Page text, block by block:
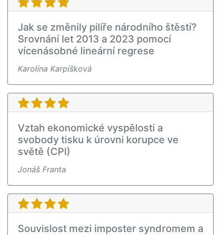
Jak se změnily pilíře národního štěstí?
Srovnání let 2013 a 2023 pomocí
vícenásobné lineární regrese
Karolína Karpíšková
Vztah ekonomické vyspělosti a
svobody tisku k úrovni korupce ve
světě (CPI)
Jonáš Franta
Souvislost mezi imposter syndromem a